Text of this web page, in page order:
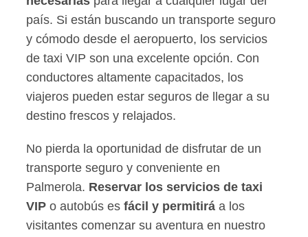
país. Si están buscando un transporte seguro
y cómodo desde el aeropuerto, los servicios
de taxi VIP son una excelente opción. Con
conductores altamente capacitados, los
viajeros pueden estar seguros de llegar a su
destino frescos y relajados.
No pierda la oportunidad de disfrutar de un
transporte seguro y conveniente en
Palmerola. Reservar los servicios de taxi
VIP o autobús esfácil y permitirá a los
visitantes comenzar su aventura en nuestro